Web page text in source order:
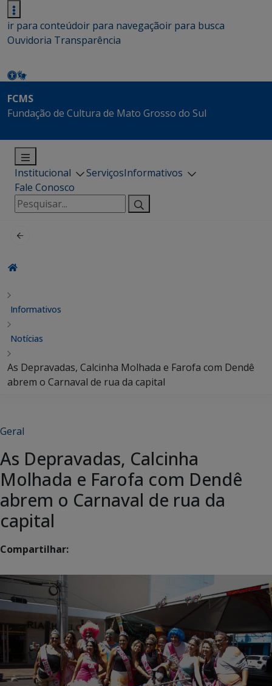
ir para conteúdoir para navegaçãoir para busca
Ouvidoria Transparência
FCMS
Fundação de Cultura de Mato Grosso do Sul
Institucional ServiçosInformativos
Fale Conosco
Pesquisar
por:
Informativos
Notícias
As Depravadas, Calcinha Molhada e Farofa com Dendê
abrem o Carnaval de rua da capital
Geral
As Depravadas, Calcinha
Molhada e Farofa com Dendê
abrem o Carnaval de rua da
capital
Compartilhar: